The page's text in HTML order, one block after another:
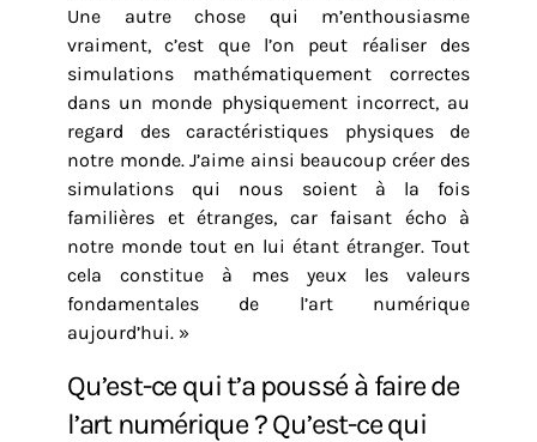
Une autre chose qui m’enthousiasme
vraiment, c’est que l’on peut réaliser des
simulations mathématiquement correctes
dans un monde physiquement incorrect, au
regard des caractéristiques physiques de
notre monde. J’aime ainsi beaucoup créer des
simulations qui nous soient à la fois
familières et étranges, car faisant écho à
notre monde tout en lui étant étranger. Tout
cela constitue à mes yeux les valeurs
fondamentales de l’art numérique
aujourd’hui. »
Qu’est-ce qui t’a poussé à faire de
l’art numérique ? Qu’est-ce qui